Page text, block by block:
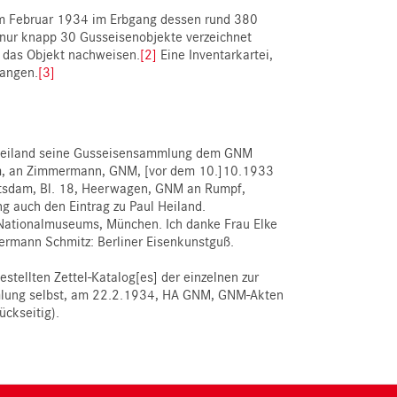
Februar 1934 im Erbgang dessen rund 380
knapp 30 Gusseisenobjekte verzeichnet
Objekt nachweisen.[2] Eine Inventarkartei,
[3]
seine Gusseisensammlung dem GNM
an Zimmermann, GNM, [vor dem 10.]10.1933
Bl. 18, Heerwagen, GNM an Rumpf,
den Eintrag zu Paul Heiland.
München. Ich danke Frau Elke
Schmitz: Berliner Eisenkunstguß.
Zettel-Katalog[es] der einzelnen zur
selbst, am 22.2.1934, HA GNM, GNM-Akten